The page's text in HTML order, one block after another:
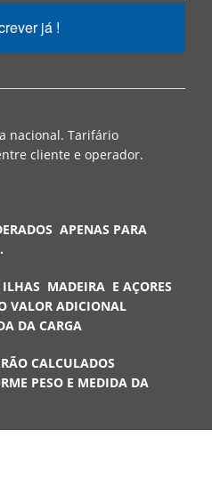
já !
nacional. Tarifário
cliente e operador.
APENAS PARA
MADEIRA E AÇORES
VALOR ADICIONAL
DA CARGA
CALCULADOS
PESO E MEDIDA DA